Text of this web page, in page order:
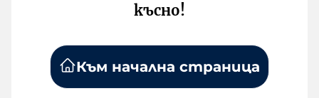
късно!
Към начална страница